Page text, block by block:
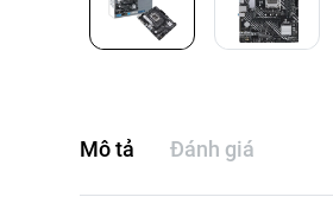
Mô tả Đánh giá